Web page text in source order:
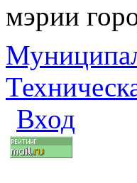
мэрии
Вход